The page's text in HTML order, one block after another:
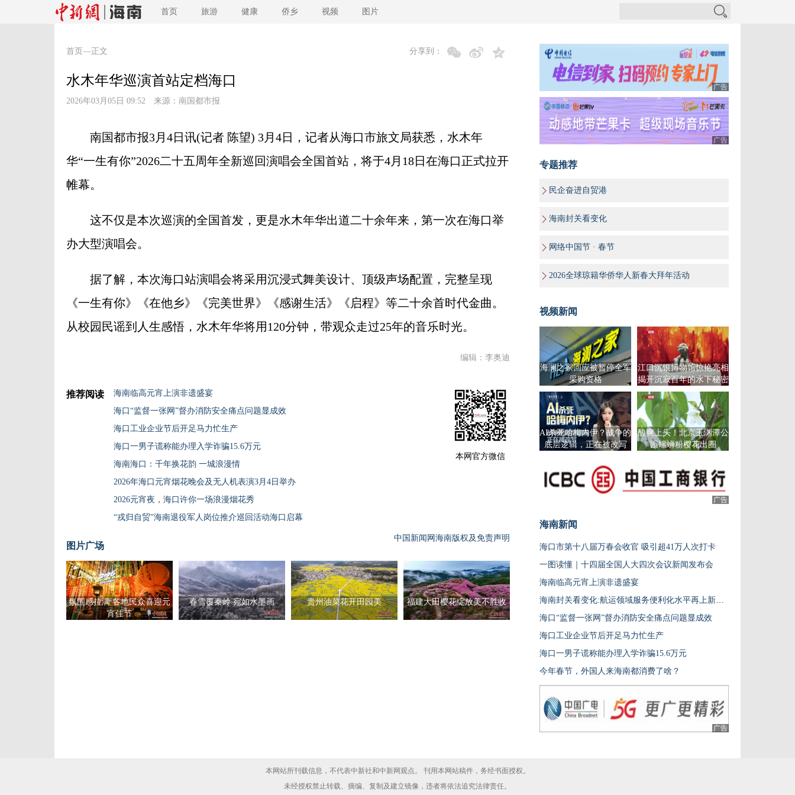
首页 旅游 健康 侨乡 视频 图片
首页 —正文 分享到：
水木年华巡演首站定档海口
2026年03月05日 09:52 来源： 南国都市报
南国都市报3月4日讯(记者 陈望) 3月4日，记者从海口市旅文局获悉，水木年
华“一生有你”2026二十五周年全新巡回演唱会全国首站，将于4月18日在海口正式拉开
帷幕。
这不仅是本次巡演的全国首发，更是水木年华出道二十余年来，第一次在海口举
办大型演唱会。
据了解，本次海口站演唱会将采用沉浸式舞美设计、顶级声场配置，完整呈现
《一生有你》《在他乡》《完美世界》《感谢生活》《启程》等二十余首时代金曲。
从校园民谣到人生感悟，水木年华将用120分钟，带观众走过25年的音乐时光。
编辑：李奥迪
推荐阅读
海南临高元宵上演非遗盛宴
海口“监督一张网”督办消防安全痛点问题显成效
海口工业企业节后开足马力忙生产
海口一男子谎称能办理入学诈骗15.6万元
海南海口：千年换花韵 一城浪漫情
2026年海口元宵烟花晚会及无人机表演3月4日举办
2026元宵夜，海口许你一场浪漫烟花秀
“戎归自贸”海南退役军人岗位推介巡回活动海口启幕
本网官方微信
中国新闻网海南版权及免责声明
图片广场
氛围感拉满 各地民众喜迎元
宵佳节
春雪覆秦岭 宛如水墨画 贵州油菜花开田园美 福建大田樱花绽放美不胜收
广告
广告
专题推荐
民企奋进自贸港
海南封关看变化
网络中国节 · 春节
2026全球琼籍华侨华人新春大拜年活动
视频新闻
海澜之家回应被暂停全军
采购资格
江口沉银博物馆惊艳亮相
揭开沉寂百年的水下秘密
AI杀死哈梅内伊？战争的
底层逻辑，正在被改写
酸爽上头！北京玉渊潭公
园螺蛳粉樱花出圈
广告
海南新闻
海口市第十八届万春会收官 吸引超41万人次打卡
一图读懂｜十四届全国人大四次会议新闻发布会
海南临高元宵上演非遗盛宴
海南封关看变化:航运领域服务便利化水平再上新台阶
海口“监督一张网”督办消防安全痛点问题显成效
海口工业企业节后开足马力忙生产
海口一男子谎称能办理入学诈骗15.6万元
今年春节，外国人来海南都消费了啥？
广告
本网站所刊载信息，不代表中新社和中新网观点。 刊用本网站稿件，务经书面授权。
未经授权禁止转载、摘编、复制及建立镜像，违者将依法追究法律责任。